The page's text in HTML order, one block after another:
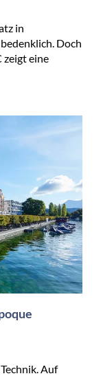
in
Doch
zeigt eine
Auf